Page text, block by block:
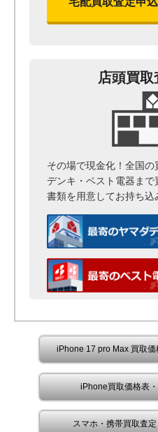
店頭買取
その場で現金化！全国
デンキ・ベスト電器まで
書類を用意してお持ち込
iPhone 17 pro Max 買取価
iPhone買取価格表
スマホ・携帯買取査